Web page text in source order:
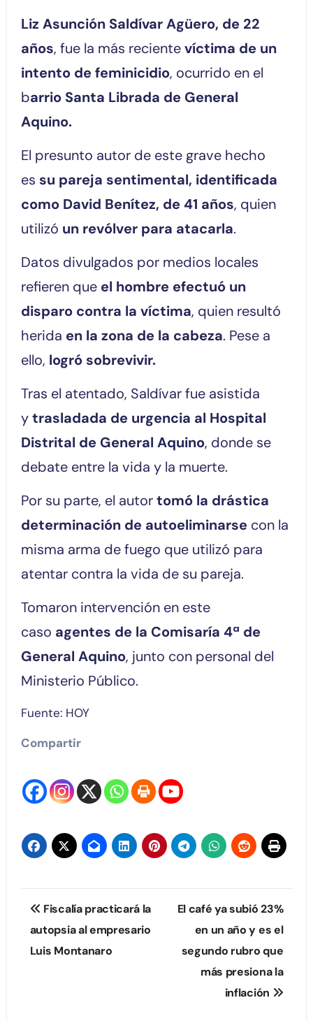
Liz Asunción Saldívar Agüero, de 22
años, fue la más recientevíctima de un
intento de feminicidio, ocurrido en el
barrio Santa Librada de General
Aquino.
El presunto autor de este grave hecho
es su pareja sentimental, identificada
como David Benítez, de 41 años, quien
utilizó un revólver para atacarla.
Datos divulgados por medios locales
refieren queel hombre efectuó un
disparo contra la víctima, quien resultó
herida en la zona de la cabeza. Pese a
ello, logró sobrevivir.
Tras el atentado, Saldívar fue asistida
ytrasladada de urgencia al Hospital
Distrital de General Aquino, donde se
debate entre la vida y la muerte.
Por su parte, el autortomó la drástica
determinación de autoeliminarsecon la
misma arma de fuego que utilizó para
atentar contra la vida de su pareja.
Tomaron intervención en este
caso agentes de la Comisaría 4ª de
General Aquino, junto con personal del
Ministerio Público.
Fuente: HOY
Compartir
Navegación
de
entradas
Fiscalía practicará la
autopsia al empresario
Luis Montanaro
El café ya subió 23%
en un año y es el
segundo rubro que
más presiona la
inflación